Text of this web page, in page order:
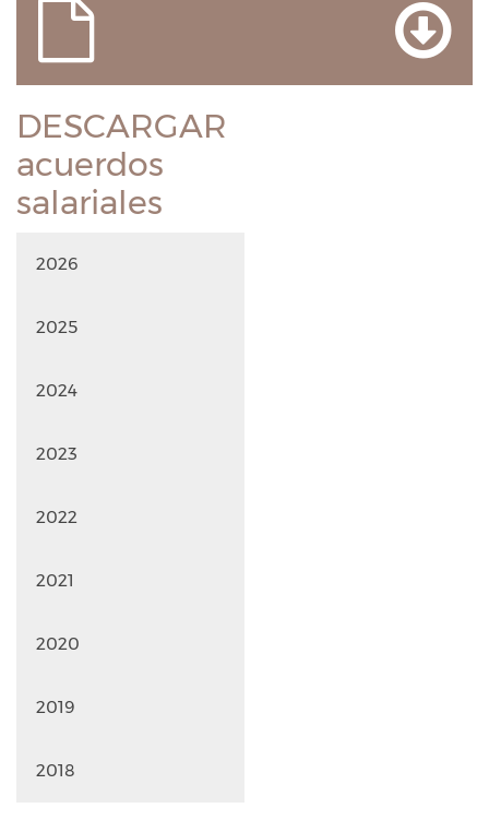
DESCARGAR
acuerdos
salariales
2026
2025
2024
2023
2022
2021
2020
2019
2018